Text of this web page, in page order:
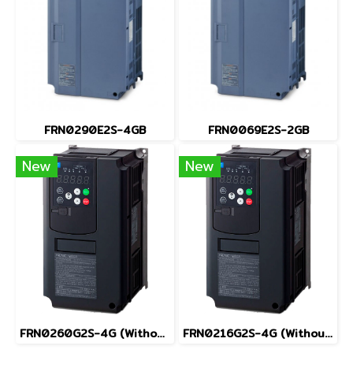
FRN0290E2S-4GB FRN0069E2S-2GB
New
FRN0260G2S-4G (Without Keypad)
New
FRN0216G2S-4G (Without Keypad)